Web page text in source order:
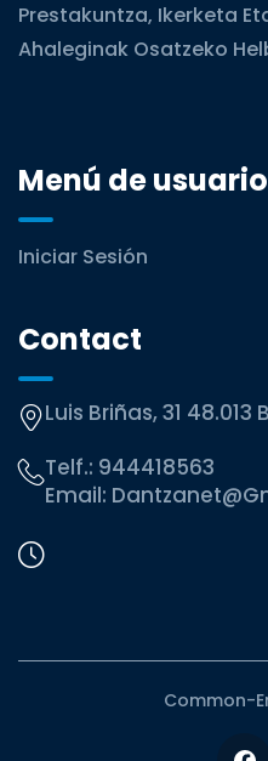
Prestakuntza, Ikerketa
Ahaleginak Osatzeko
Menú de usuario
Iniciar Sesión
Contact
Luis Briñas, 31 48.013
Telf.: 944418563
Email:
Common-